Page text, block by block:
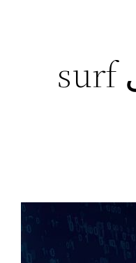
نصب فوری surf